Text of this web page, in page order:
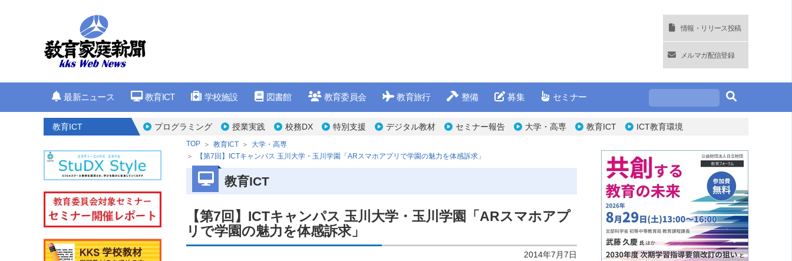
情報・リリース投稿
メルマガ配信登録
最新ニュース 教育ICT 学校施設 図書館 教育委員会 教育旅行 整備 募集 セミナー
教育ICT プログラミング 授業実践 校務DX 特別支援 デジタル教材 セミナー報告 大学・高専 教育ICT ICT教育環境
TOP 教育ICT
大学・高専
【第7回】ICTキャンパス 玉川大学・玉川学園「ARスマホアプリで学園の魅力を体感訴求」
教育ICT
【第7回】ICTキャンパス 玉川大学・玉川学園「ARスマホアプ
リで学園の魅力を体感訴求」
2014年7月7日